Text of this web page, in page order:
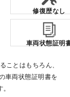
修復歴なし
車両状態証明
ことはもちろん、
車両状態証明書を